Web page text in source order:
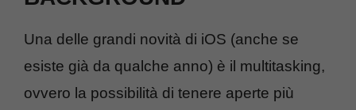
Una delle grandi novità di iOS (anche se
esiste già da qualche anno) è il multitasking,
ovvero la possibilità di tenere aperte più